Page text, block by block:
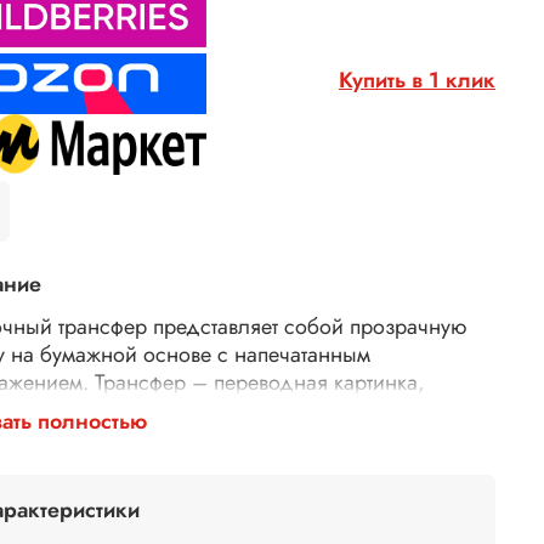
Купить в 1 клик
трансфер представляет собой прозрачную
на бумажной основе с напечатанным
Трансфер – переводная картинка,
с его помощью Ваше изделие приобретет
и уникальность. Трансферной бумагой
рисовые листы, бумагу для декупажа,
для декупажа. Трансфер универсален,
полностью